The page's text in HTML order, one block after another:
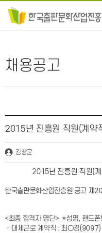
채용공고
2015년 진흥원 직원(계약
김창균
2015년 진흥원 직원(
한국출판문화산업진흥원 공고 제
<최종 합격자 명단> *성명, 핸드폰
- 대체근로 계약직 : 최○경(9097)